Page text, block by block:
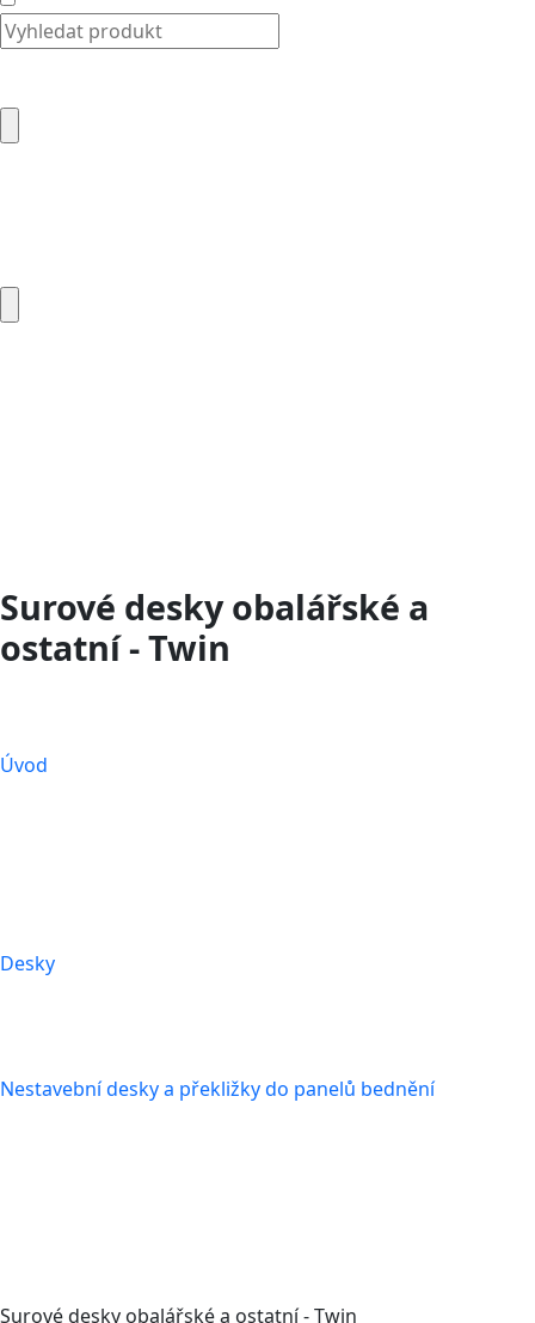
Surové desky obalářské a
ostatní - Twin
Úvod
Desky
Nestavební desky a překližky do panelů bednění
Surové desky obalářské a ostatní - Twin